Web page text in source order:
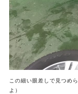
この細い眼差しで見つめ
よ）